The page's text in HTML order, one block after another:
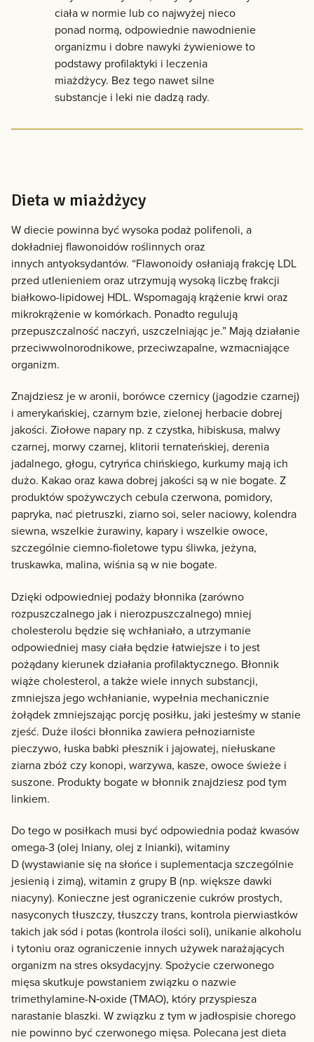
ciała w normie lub co najwyżej nieco
ponad normą, odpowiednie nawodnienie
organizmu i dobre nawyki żywieniowe to
podstawy profilaktyki i leczenia
miażdżycy. Bez tego nawet silne
substancje i leki nie dadzą rady.
Dieta w miażdżycy
W diecie powinna być wysoka podaż polifenoli, a
dokładniej flawonoidów roślinnych oraz
innych antyoksydantów. “Flawonoidy osłaniają frakcję LDL
przed utlenieniem oraz utrzymują wysoką liczbę frakcji
białkowo-lipidowej HDL. Wspomagają krążenie krwi oraz
mikrokrążenie w komórkach. Ponadto regulują
przepuszczalność naczyń, uszczelniając je.” Mają działanie
przeciwwolnorodnikowe, przeciwzapalne, wzmacniające
organizm.
Znajdziesz je w aronii, borówce czernicy (jagodzie czarnej)
i amerykańskiej, czarnym bzie, zielonej herbacie dobrej
jakości. Ziołowe napary np. z czystka, hibiskusa, malwy
czarnej, morwy czarnej, klitorii ternateńskiej, derenia
jadalnego, głogu, cytryńca chińskiego, kurkumy mają ich
dużo. Kakao oraz kawa dobrej jakości są w nie bogate. Z
produktów spożywczych cebula czerwona, pomidory,
papryka, nać pietruszki, ziarno soi, seler naciowy, kolendra
siewna, wszelkie żurawiny, kapary i wszelkie owoce,
szczególnie ciemno-fioletowe typu śliwka, jeżyna,
truskawka, malina, wiśnia są w nie bogate.
Dzięki odpowiedniej podaży błonnika (zarówno
rozpuszczalnego jak i nierozpuszczalnego) mniej
cholesterolu będzie się wchłaniało, a utrzymanie
odpowiedniej masy ciała będzie łatwiejsze i to jest
pożądany kierunek działania profilaktycznego. Błonnik
wiąże cholesterol, a także wiele innych substancji,
zmniejsza jego wchłanianie, wypełnia mechanicznie
żołądek zmniejszając porcję posiłku, jaki jesteśmy w stanie
zjeść. Duże ilości błonnika zawiera pełnoziarniste
pieczywo, łuska babki płesznik i jajowatej, niełuskane
ziarna zbóż czy konopi, warzywa, kasze, owoce świeże i
suszone. Produkty bogate w błonnik znajdziesz pod tym
linkiem.
Do tego w posiłkach musi być odpowiednia podaż kwasów
omega-3 (olej lniany, olej z lnianki), witaminy
D (wystawianie się na słońce i suplementacja szczególnie
jesienią i zimą), witamin z grupy B (np. większe dawki
niacyny). Konieczne jest ograniczenie cukrów prostych,
nasyconych tłuszczy, tłuszczy trans, kontrola pierwiastków
takich jak sód i potas (kontrola ilości soli), unikanie alkoholu
i tytoniu oraz ograniczenie innych używek narażających
organizm na stres oksydacyjny. Spożycie czerwonego
mięsa skutkuje powstaniem związku o nazwie
trimethylamine-N‑oxide (TMAO), który przyspiesza
narastanie blaszki. W związku z tym w jadłospisie chorego
nie powinno być czerwonego mięsa. Polecana jest dieta